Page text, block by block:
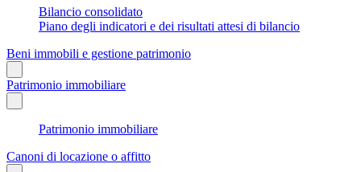
Bilancio consolidato
Piano degli indicatori e dei risultati attesi di bilancio
Beni immobili e gestione patrimonio
Patrimonio immobiliare
Patrimonio immobiliare
Canoni di locazione o affitto